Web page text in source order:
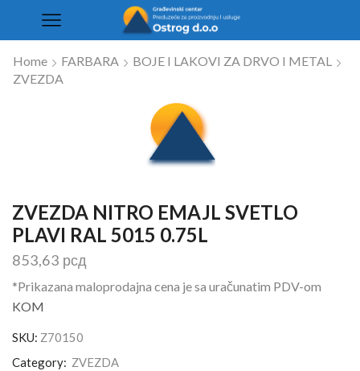
Home FARBARA
BOJE I LAKOVI ZA DRVO I METAL
ZVEZDA
ZVEZDA NITRO EMAJL SVETLO
PLAVI RAL 5015 0.75L
853,63 рсд
*Prikazana maloprodajna cena je sa uračunatim PDV-om
KOM
SKU: Z70150
Category: ZVEZDA